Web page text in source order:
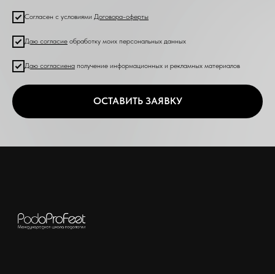
Согласен с условиями Договора-оферты
Даю согласие обработку моих персональных данных
Даю согласиена получение информационных и рекламных материалов
ОСТАВИТЬ ЗАЯВКУ